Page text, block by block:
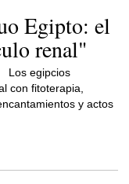
Egipto: el
renal"
Los egipcios
con fitoterapia,
y actos